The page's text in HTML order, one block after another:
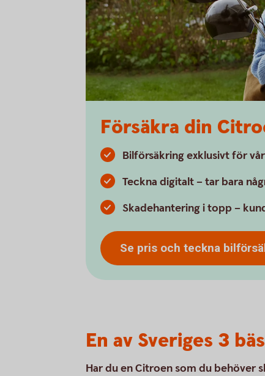
Försäkra din
Bilförsäkring exklusivt för
Teckna digitalt – tar bara
Skadehantering i topp –
Se pris och teckna
En av Sveriges 3
Har du en Citroen som du behöver